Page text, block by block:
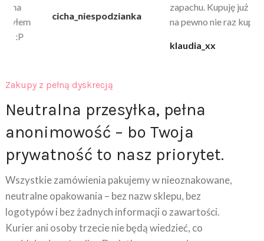
cicha_niespodzianka
zapachu. Kupuję już 3 raz i
na pewno nie raz kupie
klaudia_xx
Zakupy z pełną dyskrecją
Neutralna przesyłka, pełna
anonimowość – bo Twoja
prywatność to nasz priorytet.
Wszystkie zamówienia pakujemy w nieoznakowane,
neutralne opakowania – bez nazw sklepu, bez
logotypów i bez żadnych informacji o zawartości.
Kurier ani osoby trzecie nie będą wiedzieć, co